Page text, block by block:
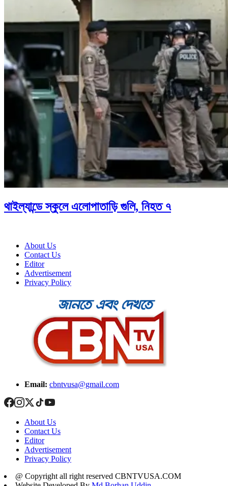
থাইল্যান্ডে স্কুলে এলোপাতাড়ি গুলি, নিহত ৭
About Us
Contact Us
Editor
Advertisement
Privacy Policy
Email: cbntvusa@gmail.com
About Us
Contact Us
Editor
Advertisement
Privacy Policy
@ Copyright all right reserved CBNTVUSA.COM